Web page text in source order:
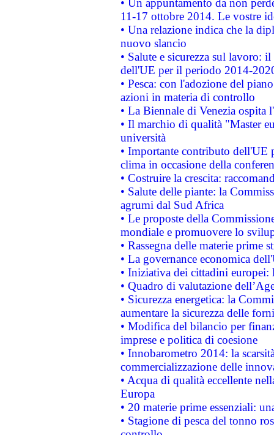
• Un appuntamento da non
11-17 ottobre 2014. Le vostre
• Una relazione indica che la
nuovo slancio
• Salute e sicurezza sul lavoro:
dell'UE per il periodo 2014-
• Pesca: con l'adozione del
azioni in materia di controllo
• La Biennale di Venezia ospita
• Il marchio di qualità "Master
università
• Importante contributo dell'UE
clima in occasione della
• Costruire la crescita:
• Salute delle piante: la
agrumi dal Sud Africa
• Le proposte della
mondiale e promuovere lo
• Rassegna delle materie prime
• La governance economica
• Iniziativa dei cittadini
• Quadro di valutazione
• Sicurezza energetica: la
aumentare la sicurezza delle
• Modifica del bilancio per
imprese e politica di coesione
• Innobarometro 2014: la
commercializzazione delle
• Acqua di qualità eccellente
Europa
• 20 materie prime essenziali:
• Stagione di pesca del tonno